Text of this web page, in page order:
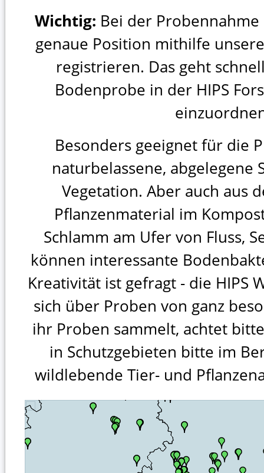
Wichtig: Bei der
genaue Position mithilfe
registrieren. Das geht
Bodenprobe in der HIPS
Besonders geeignet für die
naturbelassene, abgelegene
Vegetation. Aber auch aus
Pflanzenmaterial im
Schlamm am Ufer von Fluss,
können interessante
Kreativität ist gefragt - die HIPS
sich über Proben von ganz
ihr Proben sammelt, achtet
in Schutzgebieten bitte im
wildlebende Tier- und